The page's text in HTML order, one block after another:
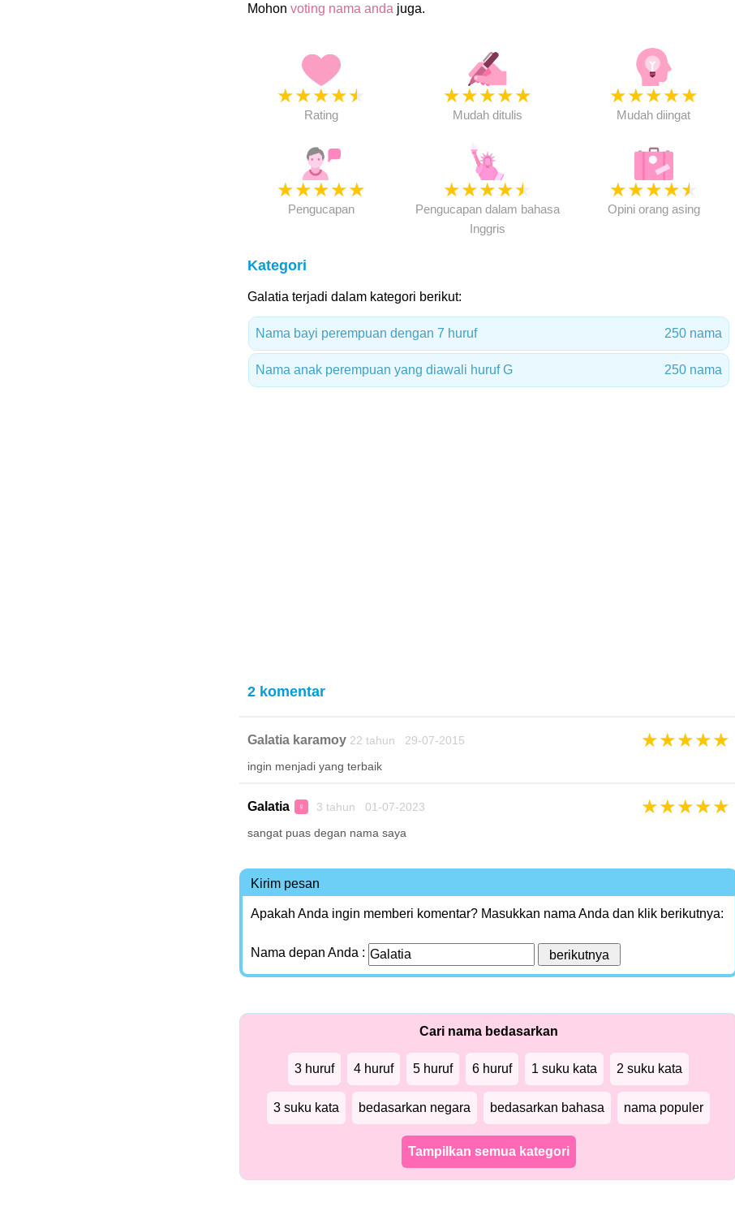
Mohon voting nama anda juga.
★★★★★
Rating
★★★★★
Mudah ditulis
★★★★★
Mudah diingat
★★★★★
Pengucapan
★★★★★
Pengucapan dalam bahasa
Inggris
★★★★★
Opini orang asing
Kategori
Galatia terjadi dalam kategori berikut:
Nama bayi perempuan dengan 7 huruf 250 nama
Nama anak perempuan yang diawali huruf G 250 nama
2 komentar
Galatia karamoy22 tahun 29-07-2015 ★★★★★
ingin menjadi yang terbaik
Galatia ♀ 3 tahun 01-07-2023 ★★★★★
sangat puas degan nama saya
Kirim pesan
Apakah Anda ingin memberi komentar? Masukkan nama Anda dan klik berikutnya:
Nama depan Anda :
Cari nama bedasarkan
3 huruf 4 huruf 5 huruf 6 huruf 1 suku kata 2 suku kata
3 suku kata bedasarkan negara bedasarkan bahasa nama populer
Tampilkan semua kategori